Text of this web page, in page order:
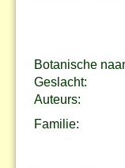
Botanische
Geslacht:
Auteurs:
Familie: